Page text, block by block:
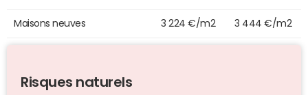
Maisons neuves 3 224 €/m2 3 444 €/m2
Risques naturels